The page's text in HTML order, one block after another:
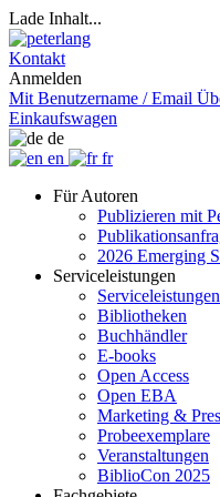
Lade Inhalt...
Kontakt
Anmelden
Mit Benutzername / Email
Einkaufswagen
de
en
fr
Für Autoren
Publizieren mit
2026 Emerging
Serviceleistungen
Serviceleistungen
Bibliotheken
Buchhändler
E-books
Open Access
Open EBA
Marketing &
Probeexemplare
Veranstaltungen
BiblioCon 2025